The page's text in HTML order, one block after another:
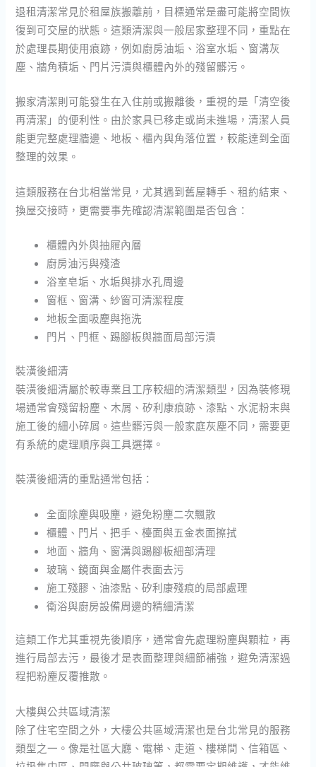
退租清潔常見於租屋族搬離前，目標通常是盡可能將空間恢
復到可交屋的狀態。這類清潔與一般居家整理不同，重點在
於處理長期使用痕跡，例如廚房油垢、浴室水垢、窗溝灰
塵、牆角積垢、門片污漬與櫃體內外的殘留髒污。
搬家清潔則可能發生在入住前或搬離後，重視的是「清空後
再清潔」的便利性。由於家具已移走或尚未進場，清潔人員
能更完整處理牆邊、地板、櫃內與角落位置，較能達到全面
整理的效果。
這類服務在台北相當常見，尤其遇到舊屋轉手、租約結束、
換屋交接時，更需要事先確認清潔範圍是否包含：
櫃體內外與抽屜內層
廚房油污與殘渣
浴室皂垢、水垢與排水孔周邊
窗框、窗溝、紗窗可清潔程度
地板全面吸塵與拖洗
門片、門框、踢腳板與牆面局部污漬
裝潢後細清
裝潢後細清屬於較專業且工序較細的清潔類型，因為裝修現
場通常會殘留粉塵、木屑、矽利康痕跡、漆點、水泥粉末與
施工後的細小碎屑。這些髒污與一般家庭灰塵不同，需要更
有系統的處理順序與工具選擇。
裝潢後細清的重點通常包括：
全面除塵與吸塵，避免粉塵二次飄散
櫃體、門片、把手、檯面與五金表面擦拭
地面、牆角、窗溝與踢腳板細部清理
玻璃、鏡面與金屬件表面去污
施工殘膠、油漆點、矽利康殘痕的局部處理
衛浴與廚房設備周邊的精細清潔
這類工作尤其重視先後順序，通常會先處理粉塵與顆粒，再
進行局部去污，最後才是表面整理與細節補強，避免清潔過
程把粉塵反覆推散。
大樓與公共區域清潔
除了住宅空間之外，大樓公共區域清潔也是台北常見的服務
類型之一。像是社區大廳、電梯、走道、樓梯間、信箱區、